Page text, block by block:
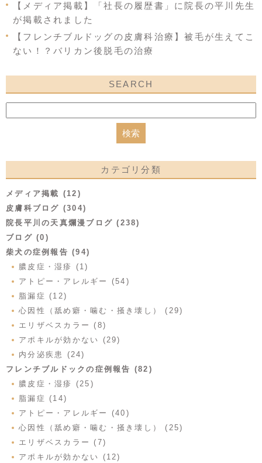
【メディア掲載】「社長の履歴書」に院長の平川先生
が掲載されました
【フレンチブルドッグの皮膚科治療】被毛が生えてこ
ない！？バリカン後脱毛の治療
SEARCH
カテゴリ分類
メディア掲載 (12)
皮膚科ブログ (304)
院長平川の天真爛漫ブログ (238)
ブログ (0)
柴犬の症例報告 (94)
膿皮症・湿疹 (1)
アトピー・アレルギー (54)
脂漏症 (12)
心因性（舐め癖・噛む・掻き壊し） (29)
エリザベスカラー (8)
アポキルが効かない (29)
内分泌疾患 (24)
フレンチブルドックの症例報告 (82)
膿皮症・湿疹 (25)
脂漏症 (14)
アトピー・アレルギー (40)
心因性（舐め癖・噛む・掻き壊し） (25)
エリザベスカラー (7)
アポキルが効かない (12)